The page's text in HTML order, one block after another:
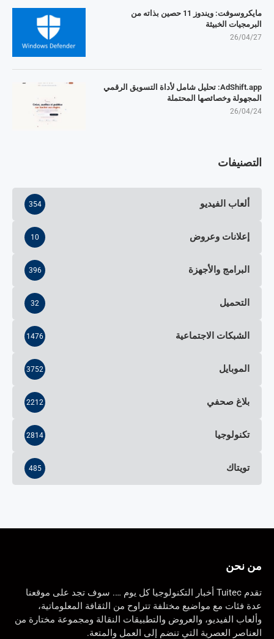
مايكروسوفت: ويندوز 11 حصين بذاته من
البرمجيات الخبيثة
26/04/27
AdShift.app: تحليل شامل لأداة التسويق الرقمي
المجهولة وخصائصها المحتملة
26/04/24
التصنيفات
ألعاب الفيديو 354
إعلانات وعروض 10
البرامج والأجهزة 396
التحميل 32
الشبكات الاجتماعية 1476
الموبايل 3752
بلاغ صحفي 2212
تكنولوجيا 2814
تويتاك 485
من نحن
تقدم Tuitec أخبار التكنولوجيا كل يوم …. سوف تجد على موقعنا
عدة فئات مع مواضيع مختلفة تتراوح من الثقافة المعلوماتية،
وألعاب الفيديو، والعروض والتطبيقات النقالة ومجموعة مختارة من
العناصر العصرية التي تنضم إلى العمل والمتعة.